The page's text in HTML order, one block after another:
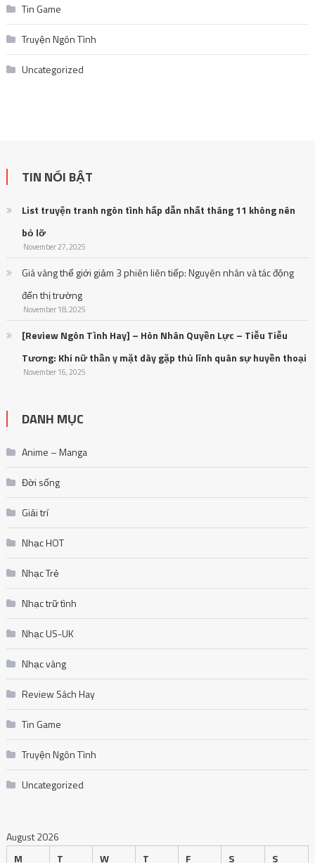
Tin Game
Truyện Ngôn Tình
Uncategorized
TIN NỔI BẬT
List truyện tranh ngôn tình hấp dẫn nhất tháng 11 không nên
bỏ lỡ
November 27, 2025
Giá vàng thế giới giảm 3 phiên liên tiếp: Nguyên nhân và tác động
đến thị trường
November 18, 2025
[Review Ngôn Tình Hay] – Hôn Nhân Quyền Lực – Tiễu Tiễu
Tương: Khi nữ thần y mặt dày gặp thủ lĩnh quân sự huyền thoại
November 16, 2025
DANH MỤC
Anime – Manga
Đời sống
Giải trí
Nhạc HOT
Nhạc Trẻ
Nhạc trữ tình
Nhạc US-UK
Nhạc vàng
Review Sách Hay
Tin Game
Truyện Ngôn Tình
Uncategorized
August 2026
M
T W T F S S